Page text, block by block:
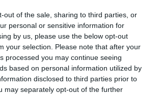
out of the sale, sharing to third parties, or
personal or sensitive information for
by us, please use the below opt-out
your selection. Please note that after your
processed you may continue seeing
based on personal information utilized by
disclosed to third parties prior to
may separately opt-out of the further
érdekelhet!
legdrágább úti céljai: egyetlen nap
százezer forintba kerülhet